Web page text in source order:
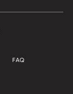
FAQ